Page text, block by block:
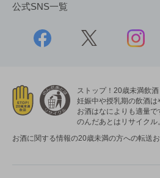
公式SNS一覧
ストップ！20歳未満飲酒
妊娠中や授乳期の飲酒は
お酒はなによりも適量で
のんだあとはリサイクル。
お酒に関する情報の20歳未満の方への転送